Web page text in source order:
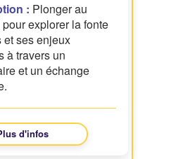
: Plonger au
explorer la fonte
et ses enjeux
à travers un
et un échange
d'infos